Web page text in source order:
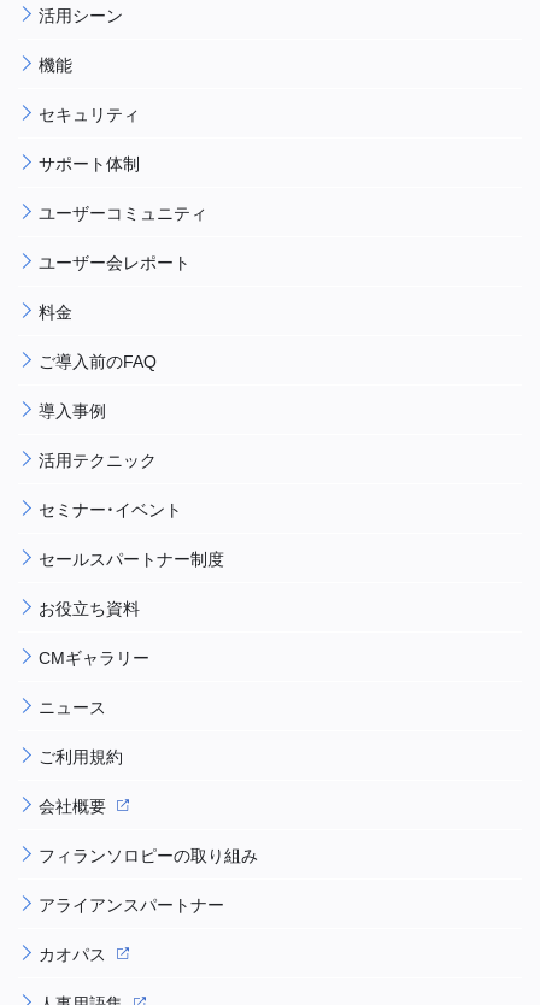
活用シーン
機能
セキュリティ
サポート体制
ユーザーコミュニティ
ユーザー会レポート
料金
ご導入前のFAQ
導入事例
活用テクニック
セミナー・イベント
セールスパートナー制度
お役立ち資料
CMギャラリー
ニュース
ご利用規約
会社概要
フィランソロピーの取り組み
アライアンスパートナー
カオパス